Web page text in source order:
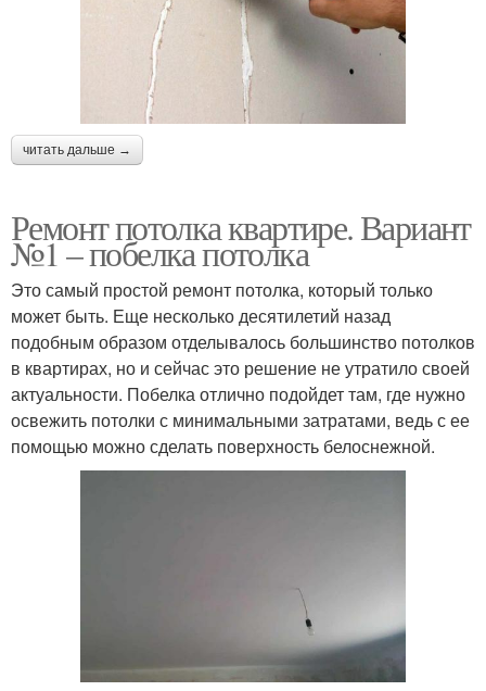
читать дальше →
Ремонт потолка квартире. Вариант
№1 – побелка потолка
Это самый простой ремонт потолка, который только
может быть. Еще несколько десятилетий назад
подобным образом отделывалось большинство потолков
в квартирах, но и сейчас это решение не утратило своей
актуальности. Побелка отлично подойдет там, где нужно
освежить потолки с минимальными затратами, ведь с ее
помощью можно сделать поверхность белоснежной.